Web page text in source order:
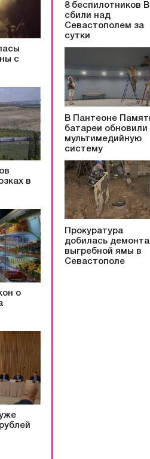
с
в
о
8 беспилотников
сбили над
Севастополем за
сутки
В Пантеоне
батареи обновили
мультимедийную
систему
Прокуратура
добилась
выгребной ямы в
Севастополе